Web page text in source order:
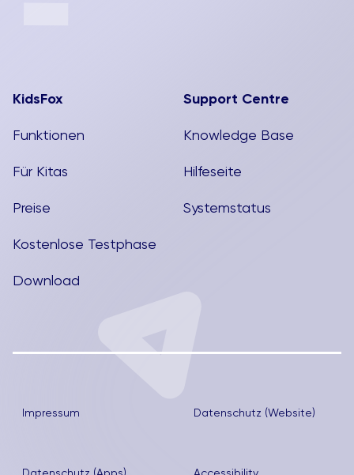
KidsFox
Funktionen
Für Kitas
Preise
Kostenlose Testphase
Download
Support Centre
Knowledge Base
Hilfeseite
Systemstatus
Impressum Datenschutz (Website)